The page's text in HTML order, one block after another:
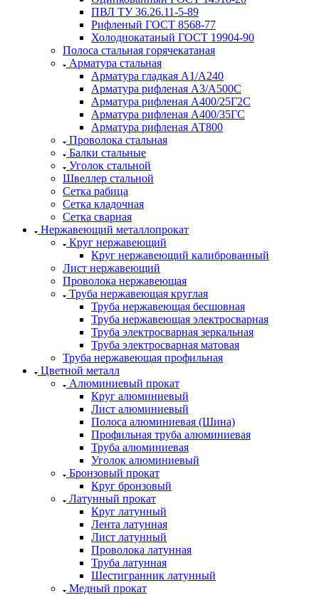
ПВЛ ТУ 36.26.11-5-89
Рифленый ГОСТ 8568-77
Холоднокатаный ГОСТ 19904-90
Полоса стальная горячекатаная
Арматура стальная
Арматура гладкая А1/А240
Арматура рифленая А3/А500С
Арматура рифленая А400/25Г2С
Арматура рифленая А400/35ГС
Арматура рифленая АТ800
Проволока стальная
Балки стальные
Уголок стальной
Швеллер стальной
Сетка рабица
Сетка кладочная
Сетка сварная
Нержавеющий металлопрокат
Круг нержавеющий
Круг нержавеющий калиброванный
Лист нержавеющий
Проволока нержавеющая
Труба нержавеющая круглая
Труба нержавеющая бесшовная
Труба нержавеющая электросварная
Труба электросварная зеркальная
Труба электросварная матовая
Труба нержавеющая профильная
Цветной металл
Алюминиевый прокат
Круг алюминиевый
Лист алюминиевый
Полоса алюминиевая (Шина)
Профильная труба алюминиевая
Труба алюминиевая
Уголок алюминиевый
Бронзовый прокат
Круг бронзовый
Латунный прокат
Круг латунный
Лента латунная
Лист латунный
Проволока латунная
Труба латунная
Шестигранник латунный
Медный прокат